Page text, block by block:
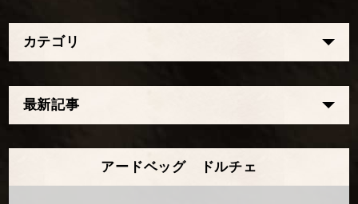
カテゴリ
最新記事
アードベッグ ドルチェ